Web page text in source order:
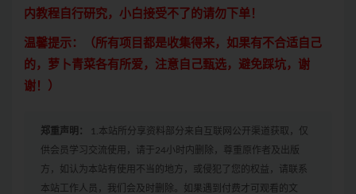
内教程自行研究，小白接受不了的请勿下单！
温馨提示：（所有项目都是收集得来，如果有不合适自己
的，萝卜青菜各有所爱，注意自己甄选，避免踩坑，谢
谢！）
郑重声明：
1.本站所分享资料部分来自互联网公开渠道获取，仅
供会员学习交流使用，请于24小时内删除，尊重原作者及出版
方，如认为本站有使用不当的地方，或侵犯了您的权益，请联系
本站工作人员，我们会及时删除。如果遇到付费才可观看的文